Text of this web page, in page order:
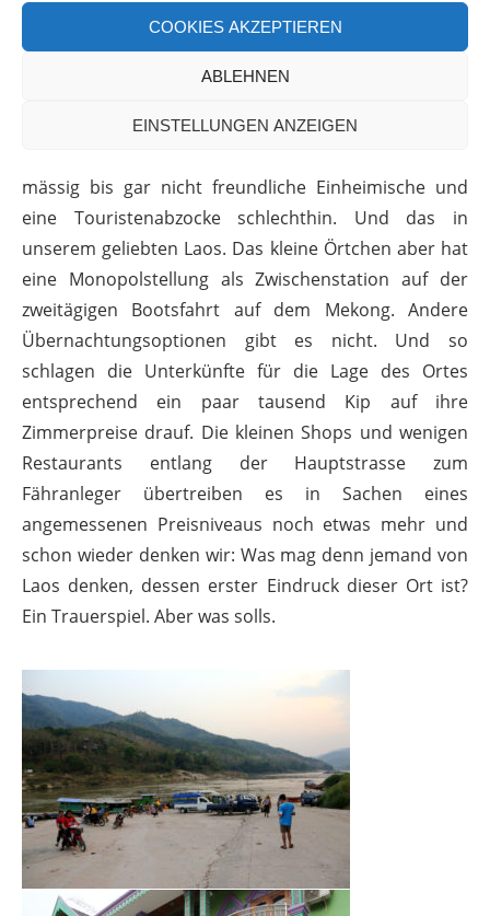
COOKIES AKZEPTIEREN
ABLEHNEN
EINSTELLUNGEN ANZEIGEN
Nicht etwas für die unmöglichen Touristen, sondern
ausnahmsweise mal für die Laoten. Wie hoch preisen
grossartige Land doch immer an. Und dann gelangen
mässig bis gar nicht freundliche Einheimische und
eine Touristenabzocke schlechthin. Und das in
unserem geliebten Laos. Das kleine Örtchen aber hat
eine Monopolstellung als Zwischenstation auf der
zweitägigen Bootsfahrt auf dem Mekong. Andere
Übernachtungsoptionen gibt es nicht. Und so
schlagen die Unterkünfte für die Lage des Ortes
entsprechend ein paar tausend Kip auf ihre
Zimmerpreise drauf. Die kleinen Shops und wenigen
Restaurants entlang der Hauptstrasse zum
Fähranleger übertreiben es in Sachen eines
angemessenen Preisniveaus noch etwas mehr und
schon wieder denken wir: Was mag denn jemand von
Laos denken, dessen erster Eindruck dieser Ort ist?
Ein Trauerspiel. Aber was solls.